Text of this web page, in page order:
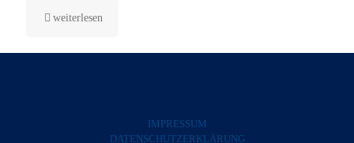
weiterlesen
IMPRESSUM
DATENSCHUTZERKLÄRUNG